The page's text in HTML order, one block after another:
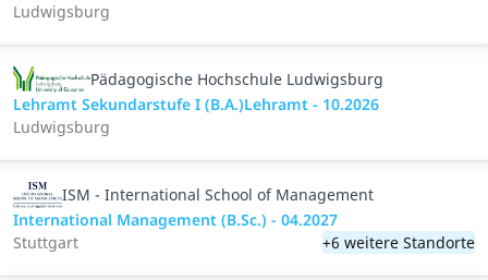
Ludwigsburg
Pädagogische Hochschule Ludwigsburg
Lehramt Sekundarstufe I (B.A.)Lehramt - 10.2026
Ludwigsburg
ISM - International School of Management
International Management (B.Sc.) - 04.2027
Stuttgart
+6 weitere Standorte